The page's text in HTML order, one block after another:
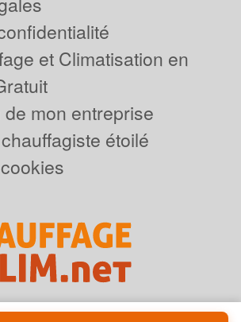
et Climatisation en
mon entreprise
étoilé